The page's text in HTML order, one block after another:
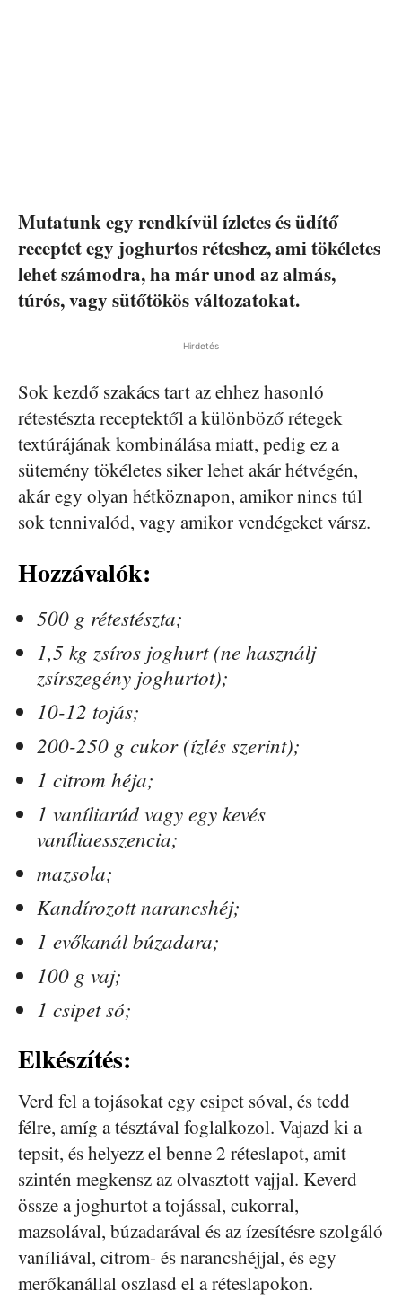
Mutatunk egy rendkívül ízletes és üdítő
receptet egy joghurtos réteshez, ami tökéletes
lehet számodra, ha már unod az almás,
túrós, vagy sütőtökös változatokat.
Hirdetés
Sok kezdő szakács tart az ehhez hasonló
rétestészta receptektől a különböző rétegek
textúrájának kombinálása miatt, pedig ez a
sütemény tökéletes siker lehet akár hétvégén,
akár egy olyan hétköznapon, amikor nincs túl
sok tennivalód, vagy amikor vendégeket vársz.
Hozzávalók:
500 g rétestészta;
1,5 kg zsíros joghurt (ne használj
zsírszegény joghurtot);
10-12 tojás;
200-250 g cukor (ízlés szerint);
1 citrom héja;
1 vaníliarúd vagy egy kevés
vaníliaesszencia;
mazsola;
Kandírozott narancshéj;
1 evőkanál búzadara;
100 g vaj;
1 csipet só;
Elkészítés:
Verd fel a tojásokat egy csipet sóval, és tedd
félre, amíg a tésztával foglalkozol. Vajazd ki a
tepsit, és helyezz el benne 2 réteslapot, amit
szintén megkensz az olvasztott vajjal. Keverd
össze a joghurtot a tojással, cukorral,
mazsolával, búzadarával és az ízesítésre szolgáló
vaníliával, citrom- és narancshéjjal, és egy
merőkanállal oszlasd el a réteslapokon.